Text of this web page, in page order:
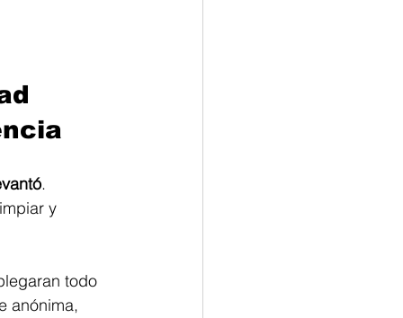
.
y
todo
anónima,